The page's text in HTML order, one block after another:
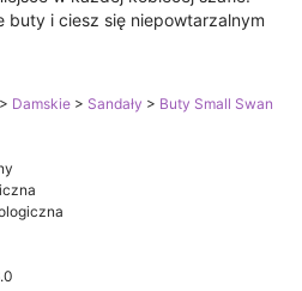
buty i ciesz się niepowtarzalnym
> Damskie > Sandały > Buty Small Swan